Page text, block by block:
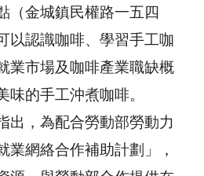
（金城鎮民權路一五四
以認識咖啡、學習手工咖
業市場及咖啡產業職缺概
味的手工沖煮咖啡。
出，為配合勞動部勞動力
業網絡合作補助計劃」，